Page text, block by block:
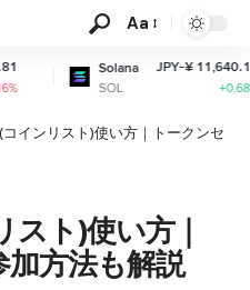
Aa
Solana
JPY-¥ 11,640.10
インリスト)使い方｜トークンセ
ト)使い方｜
加方法も解説